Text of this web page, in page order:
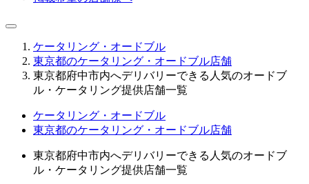
ケータリング・オードブル
東京都のケータリング・オードブル店舗
東京都府中市内へデリバリーできる人気のオードブ
ル・ケータリング提供店舗一覧
ケータリング・オードブル
東京都のケータリング・オードブル店舗
東京都府中市内へデリバリーできる人気のオードブ
ル・ケータリング提供店舗一覧